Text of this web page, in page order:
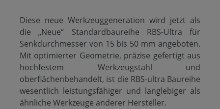
Diese neue Werkzeuggeneration wird jetzt als
die „Neue“ Standardbaureihe RBS-Ultra für
Senkdurchmesser von 15 bis 50 mm angeboten.
Mit optimierter Geometrie, präzise gefertigt aus
hochfestem Werkzeugstahl und
oberflächenbehandelt, ist die RBS-ultra Baureihe
wesentlich leistungsfähiger und langlebiger als
ähnliche Werkzeuge anderer Hersteller.